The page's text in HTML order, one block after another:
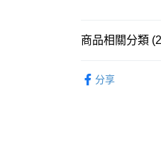
商品相關分類
分享